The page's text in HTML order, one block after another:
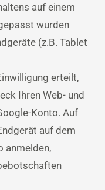
auf einem
wurden
(z.B. Tablet
erteilt,
Ihren Web- und
Konto. Auf
auf dem
anmelden,